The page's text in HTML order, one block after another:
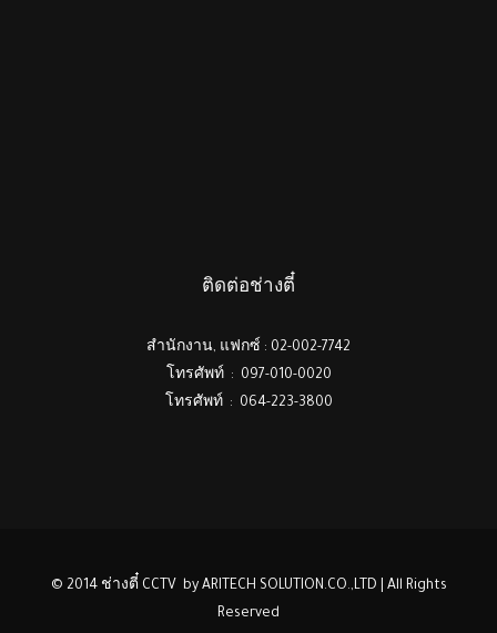
ติดต่อช่างตี๋
สำนักงาน, แฟกซ์ : 02-002-7742
โทรศัพท์ : 097-010-0020
โทรศัพท์ : 064-223-3800
© 2014 ช่างตี๋ CCTV by ARITECH SOLUTION.CO.,LTD | All Rights
Reserved